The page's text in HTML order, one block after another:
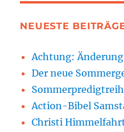
NEUESTE
Achtung: Änderung
Der neue
Action-Bibel
Christi